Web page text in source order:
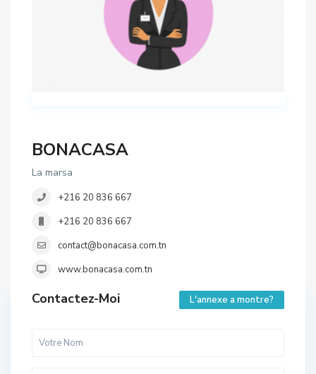
BONACASA
La marsa
+216 20 836 667
+216 20 836 667
contact@bonacasa.com.tn
www.bonacasa.com.tn
Contactez-Moi L'annexe a montre?